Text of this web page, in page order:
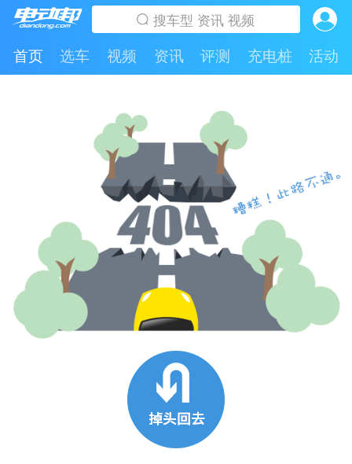
首页 选车 视频 资讯 评测 充电桩 活动